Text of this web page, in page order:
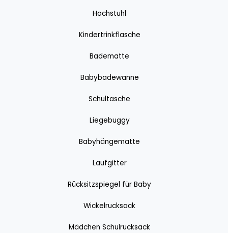
Hochstuhl
Kindertrinkflasche
Badematte
Babybadewanne
Schultasche
Liegebuggy
Babyhängematte
Laufgitter
Rücksitzspiegel für Baby
Wickelrucksack
Mädchen Schulrucksack